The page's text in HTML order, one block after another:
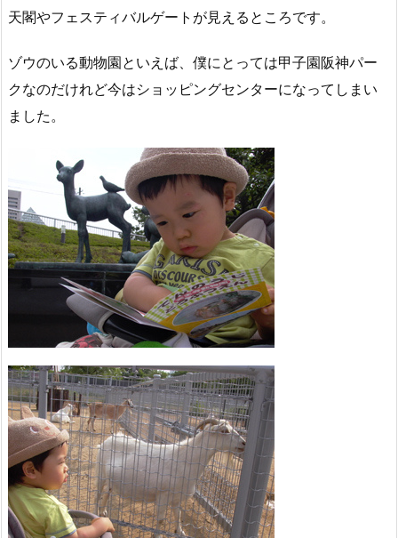
天閣やフェスティバルゲートが見えるところです。
ゾウのいる動物園といえば、僕にとっては甲子園阪神パー
クなのだけれど今はショッピングセンターになってしまい
ました。